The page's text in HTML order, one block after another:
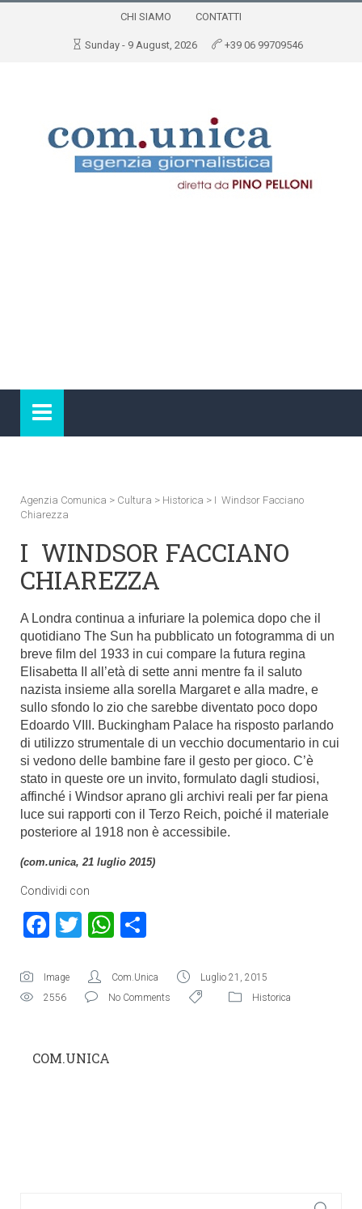
CHI SIAMO CONTATTI
Sunday - 9 August, 2026 +39 06 99709546
Agenzia Comunica > Cultura > Historica > I Windsor Facciano
Chiarezza
I WINDSOR FACCIANO
CHIAREZZA
A Londra continua a infuriare la polemica dopo che il
quotidiano The Sun ha pubblicato un fotogramma di un
breve film del 1933 in cui compare la futura regina
Elisabetta II all’età di sette anni mentre fa il saluto
nazista insieme alla sorella Margaret e alla madre, e
sullo sfondo lo zio che sarebbe diventato poco dopo
Edoardo VIII. Buckingham Palace ha risposto parlando
di utilizzo strumentale di un vecchio documentario in cui
si vedono delle bambine fare il gesto per gioco. C’è
stato in queste ore un invito, formulato dagli studiosi,
affinché i Windsor aprano gli archivi reali per far piena
luce sui rapporti con il Terzo Reich, poiché il materiale
posteriore al 1918 non è accessibile.
(com.unica, 21 luglio 2015)
Condividi con
Facebook
TwitterWhatsApp
Image Com.Unica
Luglio 21, 2015
2556
No Comments Historica
COM.UNICA